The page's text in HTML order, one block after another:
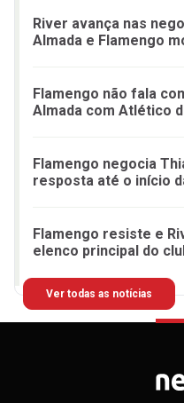
River avança nas
Almada e Flamengo
Flamengo não fala
Almada com Atlético
Flamengo negocia
resposta até o início
Flamengo resiste e
elenco principal do
Ver todas as notícias